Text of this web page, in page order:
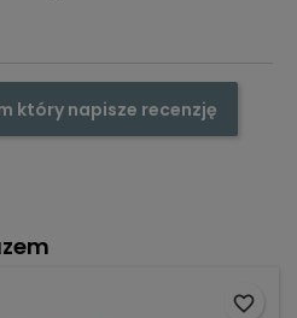
który napisze recenzję
favorite_border